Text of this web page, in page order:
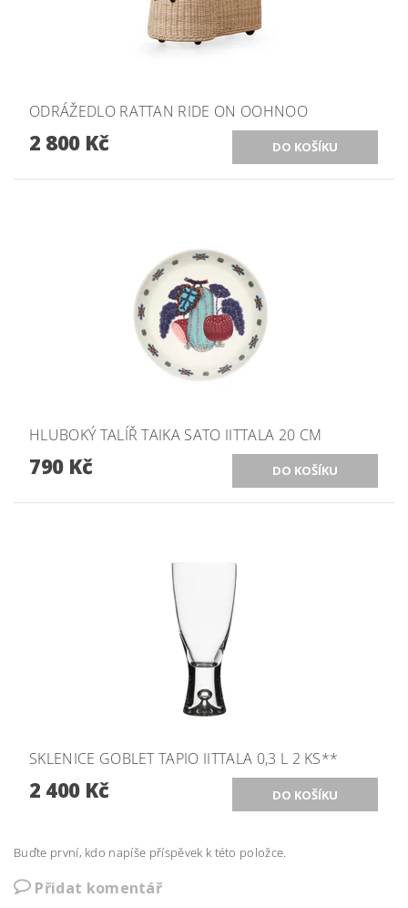
ODRÁŽEDLO RATTAN RIDE ON OOHNOO
2 800 Kč
HLUBOKÝ TALÍŘ TAIKA SATO IITTALA 20 CM
790 Kč
SKLENICE GOBLET TAPIO IITTALA 0,3 L 2 KS**
2 400 Kč
Buďte první, kdo napíše příspěvek k této položce.
Přidat komentář